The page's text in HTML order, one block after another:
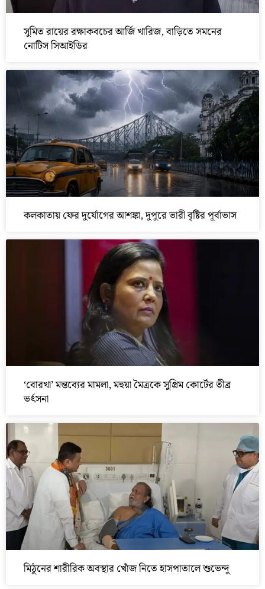
সুমিত রায়ের রক্ষাকবচের আর্জি খারিজ, বাড়িতে সমনের
নোটিস সিআইডির
কলকাতায় ফের দুর্যোগের আশঙ্কা, দুপুরে ভারী বৃষ্টির পূর্বাভাস
‘বোরখা’ মন্তব্যের মামলা, মহুয়া মৈত্রকে সুপ্রিম কোর্টের তীব্র
ভর্ৎসনা
মিঠুনের শারীরিক অবস্থার খোঁজ নিতে হাসপাতালে শুভেন্দু